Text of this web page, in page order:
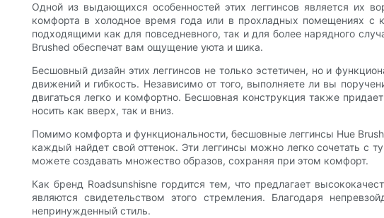
Одной из выдающихся особенностей этих леггинсов является их
комфорта в холодное время года или в прохладных помещениях с
подходящими как для повседневного, так и для более нарядного
Brushed обеспечат вам ощущение уюта и шика.
Бесшовный дизайн этих леггинсов не только эстетичен, но и
движений и гибкость. Независимо от того, выполняете ли вы
двигаться легко и комфортно. Бесшовная конструкция также
носить как вверх, так и вниз.
Помимо комфорта и функциональности, бесшовные леггинсы Hue
каждый найдет свой оттенок. Эти леггинсы можно легко сочетать с
можете создавать множество образов, сохраняя при этом комфорт.
Как бренд Roadsunshisne гордится тем, что предлагает
являются свидетельством этого стремления. Благодаря
непринужденный стиль.